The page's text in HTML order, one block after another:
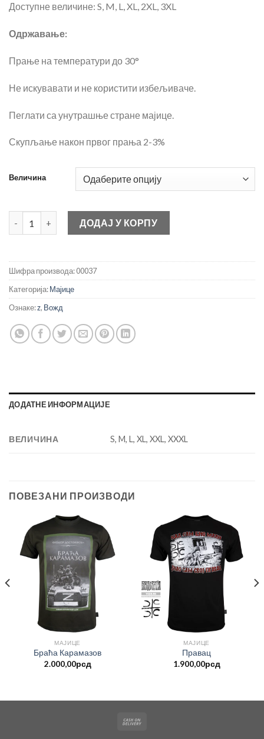
Доступне величине: S, M, L, XL, 2XL, 3XL
Одржавање:
Прање на температури до 30°
Не искувавати и не користити избељиваче.
Пеглати са унутрашње стране мајице.
Скупљање након првог прања 2-3%
Величина
ДОДАЈ У КОРПУ
Шифра производа:00037
Категорија:Мајице
Ознаке:z, Вожд
ДОДАТНЕ ИНФОРМАЦИЈЕ
ВЕЛИЧИНА S, M, L, XL, XXL, XXXL
ПОВЕЗАНИ ПРОИЗВОДИ
МАЈИЦЕ
Браћа Карамазов
2.000,00рсд
МАЈИЦЕ
Правац
1.900,00рсд